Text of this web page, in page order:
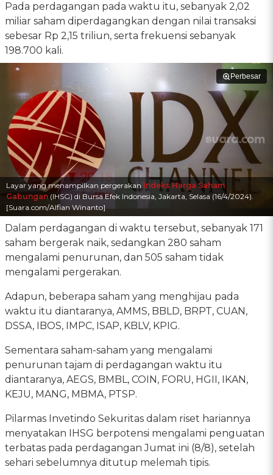
Pada perdagangan pada waktu itu, sebanyak 2,02
miliar saham diperdagangkan dengan nilai transaksi
sebesar Rp 2,15 triliun, serta frekuensi sebanyak
198.700 kali.
Perbesar
Layar yang menampilkan pergerakan Indeks Harga Saham
Gabungan (IHSG) di Bursa Efek Indonesia, Jakarta, Selasa (16/4/2024).
[Suara.com/Alfian Winanto]
Dalam perdagangan di waktu tersebut, sebanyak 171
saham bergerak naik, sedangkan 280 saham
mengalami penurunan, dan 505 saham tidak
mengalami pergerakan.
Adapun, beberapa saham yang menghijau pada
waktu itu diantaranya, AMMS, BBLD, BRPT, CUAN,
DSSA, IBOS, IMPC, ISAP, KBLV, KPIG.
Sementara saham-saham yang mengalami
penurunan tajam di perdagangan waktu itu
diantaranya, AEGS, BMBL, COIN, FORU, HGII, IKAN,
KEJU, MANG, MBMA, PTSP.
Pilarmas Invetindo Sekuritas dalam riset hariannya
menyatakan IHSG berpotensi mengalami penguatan
terbatas pada perdagangan Jumat ini (8/8), setelah
sehari sebelumnya ditutup melemah tipis.